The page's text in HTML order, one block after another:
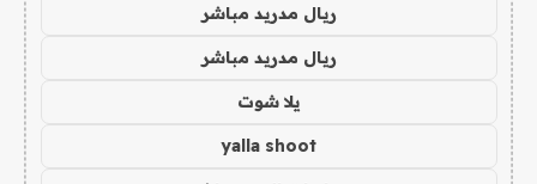
ريال مدريد مباشر
ريال مدريد مباشر
يلا شوت
yalla shoot